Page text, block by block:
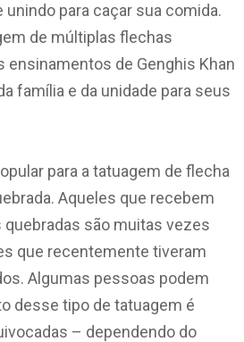
unindo para caçar sua comida.
de múltiplas flechas
ensinamentos de Genghis Khan
família e da unidade para seus
para a tatuagem de flecha
Aqueles que recebem
são muitas vezes
que recentemente tiveram
Algumas pessoas podem
desse tipo de tatuagem é
– dependendo do